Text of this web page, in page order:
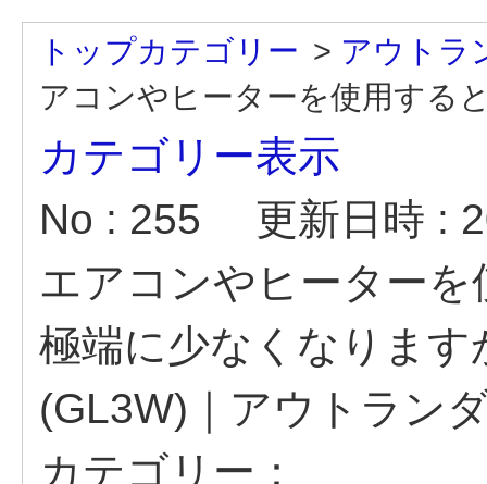
トップカテゴリー > アウトラ
アコンやヒーターを使用する
カテゴリー表示
No : 255
更新日時 :
エアコンやヒーター
極端に少なくなりま
(GL3W)｜アウトラン
カテゴリー：